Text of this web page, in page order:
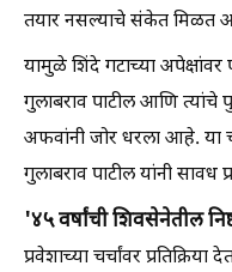
तयार नसल्याचे संकेत मिळत
यामुळे शिंदे गटाच्या
गुलाबराव पाटील आणि त्यांचे
अफवांनी जोर धरला आहे. या
गुलाबराव पाटील यांनी सावध
'४५ वर्षांची शिवसेनेतील
प्रवेशाच्या चर्चांवर